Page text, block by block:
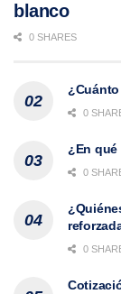
blanco
0 SHARES
0
¿En qué
0
0